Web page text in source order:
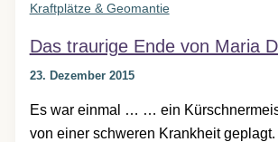
Kraftplätze & Geomantie
Das traurige Ende von Maria
23. Dezember 2015
Es war einmal … … ein
von einer schweren Krankheit geplagt.